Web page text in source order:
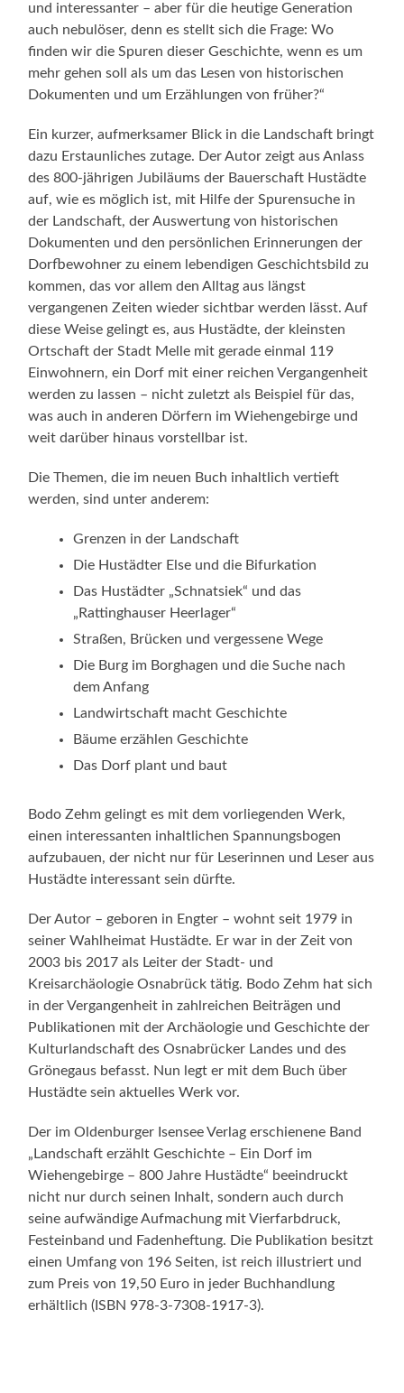
und interessanter – aber für die heutige Generation
auch nebulöser, denn es stellt sich die Frage: Wo
finden wir die Spuren dieser Geschichte, wenn es um
mehr gehen soll als um das Lesen von historischen
Dokumenten und um Erzählungen von früher?“
Ein kurzer, aufmerksamer Blick in die Landschaft bringt
dazu Erstaunliches zutage. Der Autor zeigt aus Anlass
des 800-jährigen Jubiläums der Bauerschaft Hustädte
auf, wie es möglich ist, mit Hilfe der Spurensuche in
der Landschaft, der Auswertung von historischen
Dokumenten und den persönlichen Erinnerungen der
Dorfbewohner zu einem lebendigen Geschichtsbild zu
kommen, das vor allem den Alltag aus längst
vergangenen Zeiten wieder sichtbar werden lässt. Auf
diese Weise gelingt es, aus Hustädte, der kleinsten
Ortschaft der Stadt Melle mit gerade einmal 119
Einwohnern, ein Dorf mit einer reichen Vergangenheit
werden zu lassen – nicht zuletzt als Beispiel für das,
was auch in anderen Dörfern im Wiehengebirge und
weit darüber hinaus vorstellbar ist.
Die Themen, die im neuen Buch inhaltlich vertieft
werden, sind unter anderem:
Grenzen in der Landschaft
Die Hustädter Else und die Bifurkation
Das Hustädter „Schnatsiek“ und das
„Rattinghauser Heerlager“
Straßen, Brücken und vergessene Wege
Die Burg im Borghagen und die Suche nach
dem Anfang
Landwirtschaft macht Geschichte
Bäume erzählen Geschichte
Das Dorf plant und baut
Bodo Zehm gelingt es mit dem vorliegenden Werk,
einen interessanten inhaltlichen Spannungsbogen
aufzubauen, der nicht nur für Leserinnen und Leser aus
Hustädte interessant sein dürfte.
Der Autor – geboren in Engter – wohnt seit 1979 in
seiner Wahlheimat Hustädte. Er war in der Zeit von
2003 bis 2017 als Leiter der Stadt- und
Kreisarchäologie Osnabrück tätig. Bodo Zehm hat sich
in der Vergangenheit in zahlreichen Beiträgen und
Publikationen mit der Archäologie und Geschichte der
Kulturlandschaft des Osnabrücker Landes und des
Grönegaus befasst. Nun legt er mit dem Buch über
Hustädte sein aktuelles Werk vor.
Der im Oldenburger Isensee Verlag erschienene Band
„Landschaft erzählt Geschichte – Ein Dorf im
Wiehengebirge – 800 Jahre Hustädte“ beeindruckt
nicht nur durch seinen Inhalt, sondern auch durch
seine aufwändige Aufmachung mit Vierfarbdruck,
Festeinband und Fadenheftung. Die Publikation besitzt
einen Umfang von 196 Seiten, ist reich illustriert und
zum Preis von 19,50 Euro in jeder Buchhandlung
erhältlich (ISBN 978-3-7308-1917-3).